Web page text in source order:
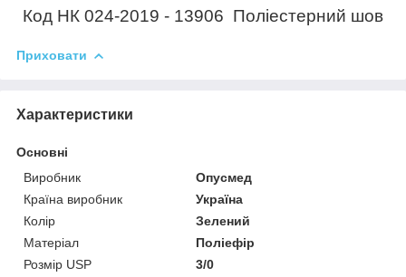
Код НК 024-2019 - 13906 Поліестерний шов
Приховати
Характеристики
Основні
Виробник
Опусмед
Країна виробник
Україна
Колір
Зелений
Матеріал
Поліефір
Розмір USP
3/0